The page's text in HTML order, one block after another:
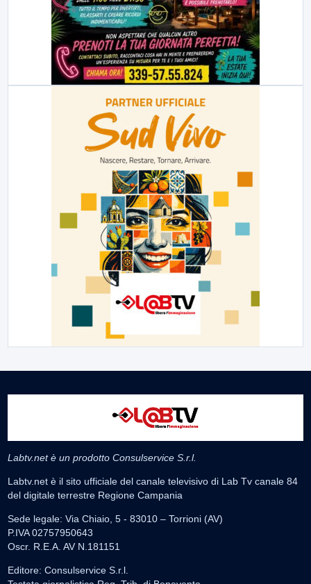
Labtv.net è un prodotto Consulservice S.r.l.
Labtv.net è il sito ufficiale del canale televisivo di Lab Tv canale 84
del digitale terrestre Regione Campania
Sede legale: Via Chiaio, 5 - 83010 – Torrioni (AV)
P.IVA 02757950643
Oscr. R.E.A. AV N.181151
Editore: Consulservice S.r.l.